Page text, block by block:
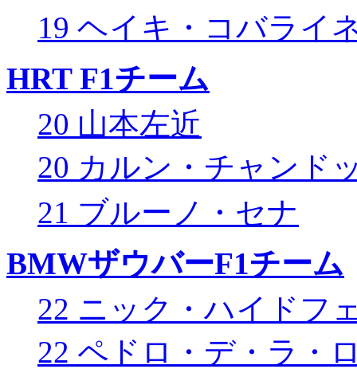
19 ヘイキ・コバライ
HRT F1チーム
20 山本左近
20 カルン・チャンド
21 ブルーノ・セナ
BMWザウバーF1チーム
22 ニック・ハイドフ
22 ペドロ・デ・ラ・